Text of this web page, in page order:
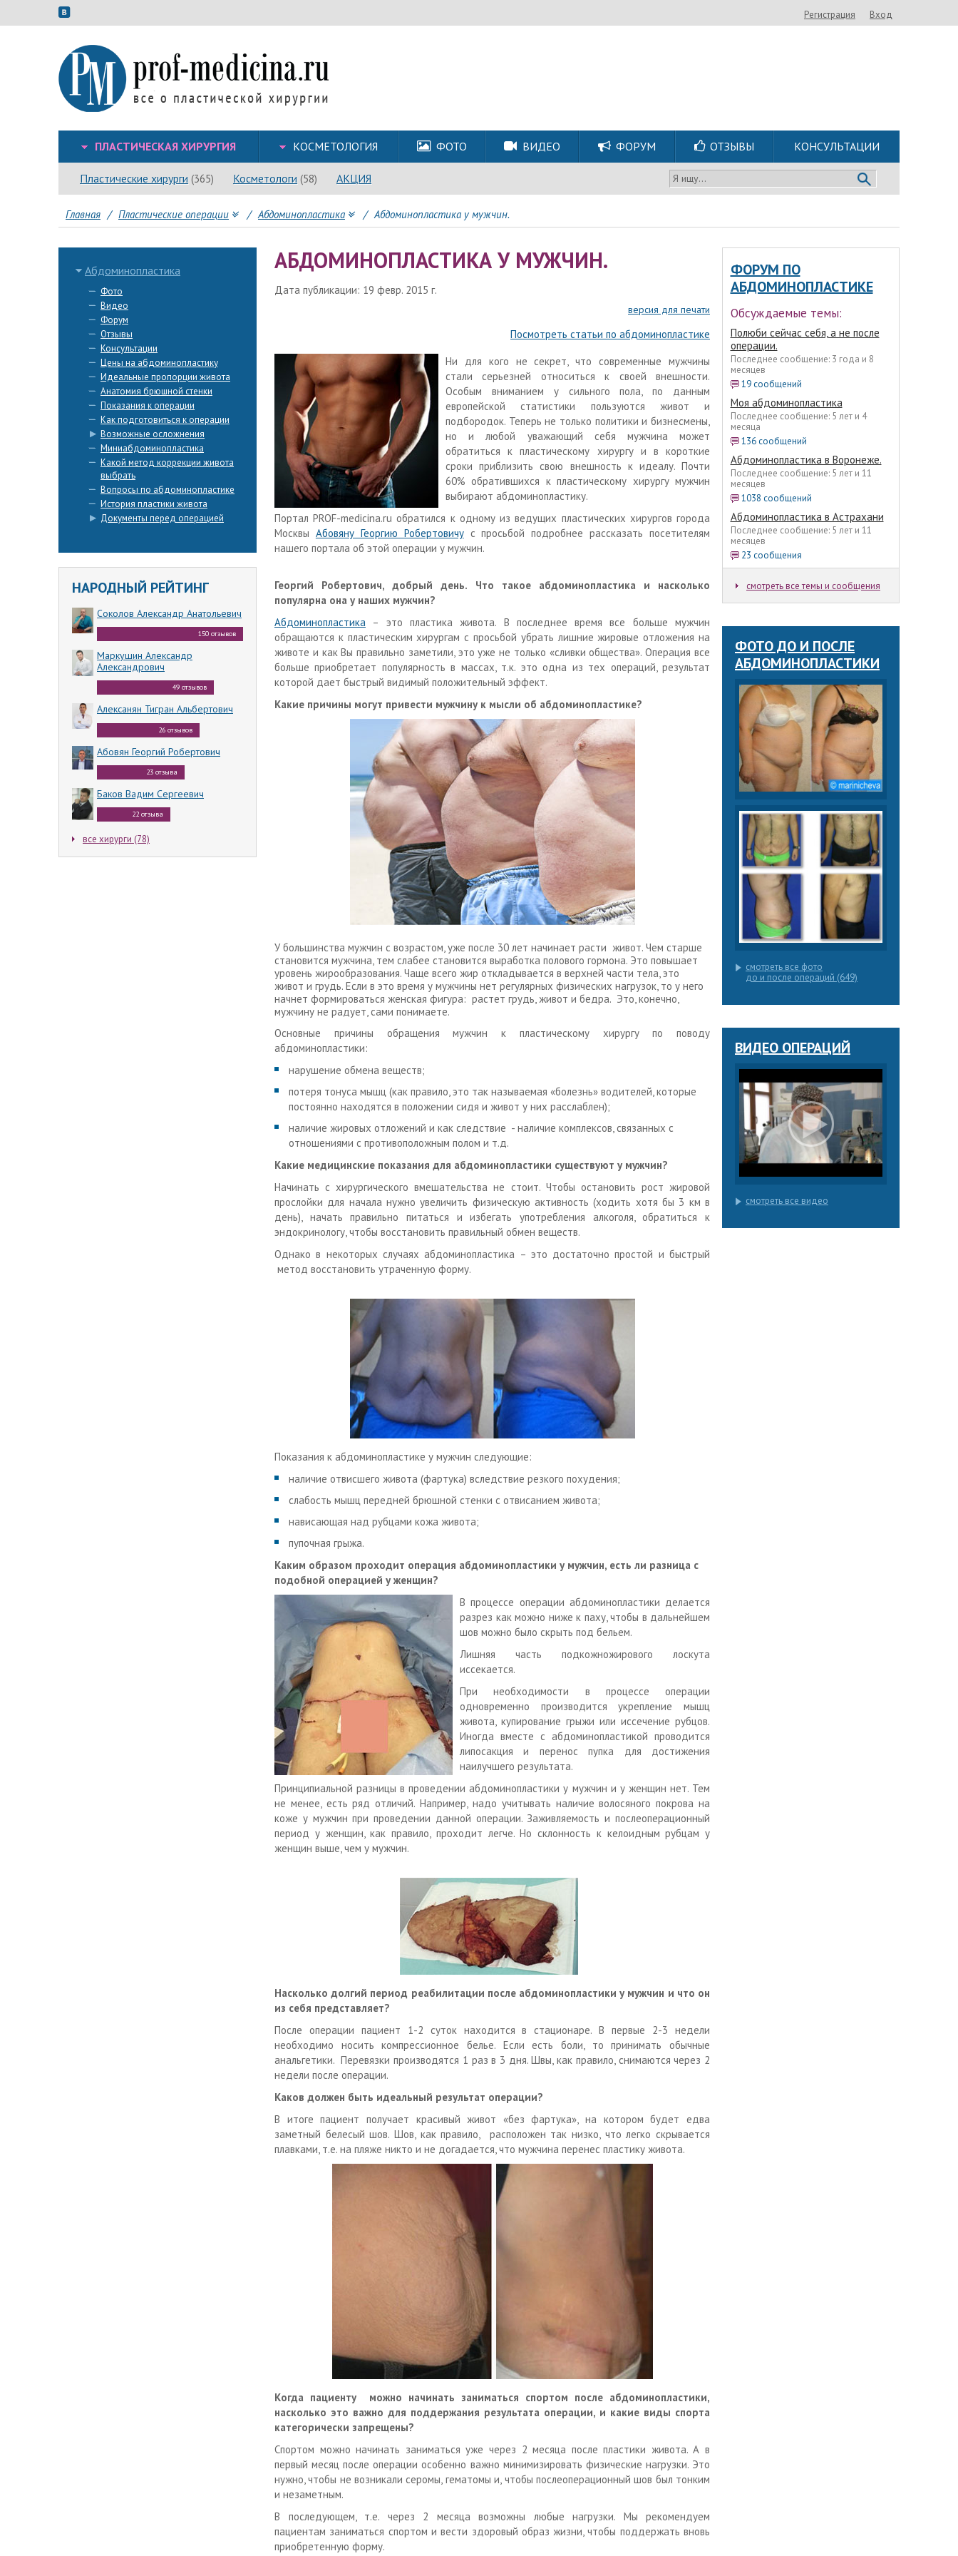
Регистрация Вход
ПЛАСТИЧЕСКАЯ ХИРУРГИЯ КОСМЕТОЛОГИЯ ФОТО ВИДЕО ФОРУМ ОТЗЫВЫ КОНСУЛЬТАЦИИ
Пластические хирурги (365) Косметологи (58) АКЦИЯ Я ищу...
Главная / Пластические операции / Абдоминопластика / Абдоминопластика у мужчин.
Абдоминопластика
Фото
Видео
Форум
Отзывы
Консультации
Цены на абдоминопластику
Идеальные пропорции живота
Анатомия брюшной стенки
Показания к операции
Как подготовиться к операции
Возможные осложнения
Миниабдоминопластика
Какой метод коррекции живота
выбрать
Вопросы по абдоминопластике
История пластики живота
Документы перед операцией
НАРОДНЫЙ РЕЙТИНГ
Соколов Александр Анатольевич
150 отзывов
Маркушин Александр
Александрович
49 отзывов
Алексанян Тигран Альбертович
26 отзывов
Абовян Георгий Робертович
23 отзыва
Баков Вадим Сергеевич
22 отзыва
все хирурги (78)
АБДОМИНОПЛАСТИКА У МУЖЧИН.
Дата публикации: 19 февр. 2015 г.
версия для печати
Посмотреть статьи по абдоминопластике
Ни для кого не секрет, что современные мужчины
стали серьезней относиться к своей внешности.
Особым вниманием у сильного пола, по данным
европейской статистики пользуются живот и
подбородок. Теперь не только политики и бизнесмены,
но и любой уважающий себя мужчина может
обратиться к пластическому хирургу и в короткие
сроки приблизить свою внешность к идеалу. Почти
60% обратившихся к пластическому хирургу мужчин
выбирают абдоминопластику.
ПорталPROF-medicina.ru обратился к одному из ведущих пластических хирургов города
Москвы Абовяну Георгию Робертовичус просьбой подробнее рассказать посетителям
нашего портала об этой операции у мужчин.
Георгий Робертович, добрый день. Что такое абдоминопластика и насколько
популярна она у наших мужчин?
Абдоминопластика – это пластика живота. В последнее время все больше мужчин
обращаются к пластическим хирургам с просьбой убрать лишние жировые отложения на
животе и как Вы правильно заметили, это уже не только «сливки общества». Операция все
больше приобретает популярность в массах, т.к. это одна из тех операций, результат
которой дает быстрый видимый положительный эффект.
Какие причины могут привести мужчину к мысли об абдоминопластике?
У большинства мужчин с возрастом, уже после 30 лет начинает расти живот. Чем старше
становится мужчина, тем слабее становится выработка полового гормона. Это повышает
уровень жирообразования. Чаще всего жир откладывается в верхней части тела, это
живот и грудь. Если в это время у мужчины нет регулярных физических нагрузок, то у него
начнет формироваться женская фигура: растет грудь, живот и бедра. Это, конечно,
мужчину не радует, сами понимаете.
Основные причины обращения мужчин к пластическому хирургу по поводу
абдоминопластики:
нарушение обмена веществ;
потеря тонуса мышц (как правило, это так называемая «болезнь» водителей, которые
постоянно находятся в положении сидя и живот у них расслаблен);
наличие жировых отложений и как следствие - наличие комплексов, связанных с
отношениями с противоположным полом и т.д.
Какие медицинские показания для абдоминопластики существуют у мужчин?
Начинать с хирургического вмешательства не стоит. Чтобы остановить рост жировой
прослойки для начала нужно увеличить физическую активность (ходить хотя бы 3 км в
день), начать правильно питаться и избегать употребления алкоголя, обратиться к
эндокринологу, чтобы восстановить правильный обмен веществ.
Однако в некоторых случаях абдоминопластика – это достаточно простой и быстрый
метод восстановить утраченную форму.
Показания к абдоминопластике у мужчин следующие:
наличие отвисшего живота (фартука) вследствие резкого похудения;
слабость мышц передней брюшной стенки с отвисанием живота;
нависающая над рубцами кожа живота;
пупочная грыжа.
Каким образом проходит операция абдоминопластики у мужчин, есть ли разница с
подобной операцией у женщин?
В процессе операции абдоминопластики делается
разрез как можно ниже к паху, чтобы в дальнейшем
шов можно было скрыть под бельем.
Лишняя часть подкожножирового лоскута
иссекается.
При необходимости в процессе операции
одновременно производится укрепление мышц
живота, купирование грыжи или иссечение рубцов.
Иногда вместе с абдоминопластикой проводится
липосакция и перенос пупка для достижения
наилучшего результата.
Принципиальной разницы в проведении абдоминопластики у мужчин и у женщин нет. Тем
не менее, есть ряд отличий. Например, надо учитывать наличие волосяного покрова на
коже у мужчин при проведении данной операции. Заживляемость и послеоперационный
период у женщин, как правило, проходит легче. Но склонность к келоидным рубцам у
женщин выше, чем у мужчин.
Насколько долгий период реабилитации после абдоминопластики у мужчин и что он
из себя представляет?
После операции пациент 1-2 суток находится в стационаре. В первые 2-3 недели
необходимо носить компрессионное белье. Если есть боли, то принимать обычные
анальгетики. Перевязки производятся 1 раз в 3 дня. Швы, как правило, снимаются через 2
недели после операции.
Каков должен быть идеальный результат операции?
В итоге пациент получает красивый живот «без фартука», на котором будет едва
заметный белесый шов. Шов, как правило, расположен так низко, что легко скрывается
плавками, т.е. на пляже никто и не догадается, что мужчина перенес пластику живота.
Когда пациенту можно начинать заниматься спортом после абдоминопластики,
насколько это важно для поддержания результата операции, и какие виды спорта
категорически запрещены?
Спортом можно начинать заниматься уже через 2 месяца после пластики живота. А в
первый месяц после операции особенно важно минимизировать физические нагрузки. Это
нужно, чтобы не возникали серомы, гематомы и, чтобы послеоперационный шов был тонким
и незаметным.
В последующем, т.е. через 2 месяца возможны любые нагрузки. Мы рекомендуем
пациентам заниматься спортом и вести здоровый образ жизни, чтобы поддержать вновь
приобретенную форму.
ФОРУМ ПО
АБДОМИНОПЛАСТИКЕ
Обсуждаемые темы:
Полюби сейчас себя, а не после
операции.
Последнее сообщение: 3 года и 8
месяцев
19 сообщений
Моя абдоминопластика
Последнее сообщение: 5 лет и 4
месяца
136 сообщений
Абдоминопластика в Воронеже.
Последнее сообщение: 5 лет и 11
месяцев
1038 сообщений
Абдоминопластика в Астрахани
Последнее сообщение: 5 лет и 11
месяцев
23 сообщения
смотреть все темы и сообщения
ФОТО ДО И ПОСЛЕ
АБДОМИНОПЛАСТИКИ
смотреть все фото
до и после операций (649)
ВИДЕО ОПЕРАЦИЙ
смотреть все видео